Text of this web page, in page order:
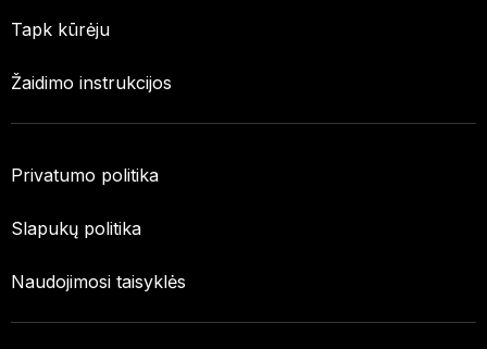
Tapk kūrėju
Žaidimo instrukcijos
Privatumo politika
Slapukų politika
Naudojimosi taisyklės